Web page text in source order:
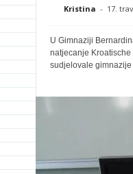
Kristina - 17.
U Gimnaziji
natjecanje Kroatische
sudjelovale gimnazije